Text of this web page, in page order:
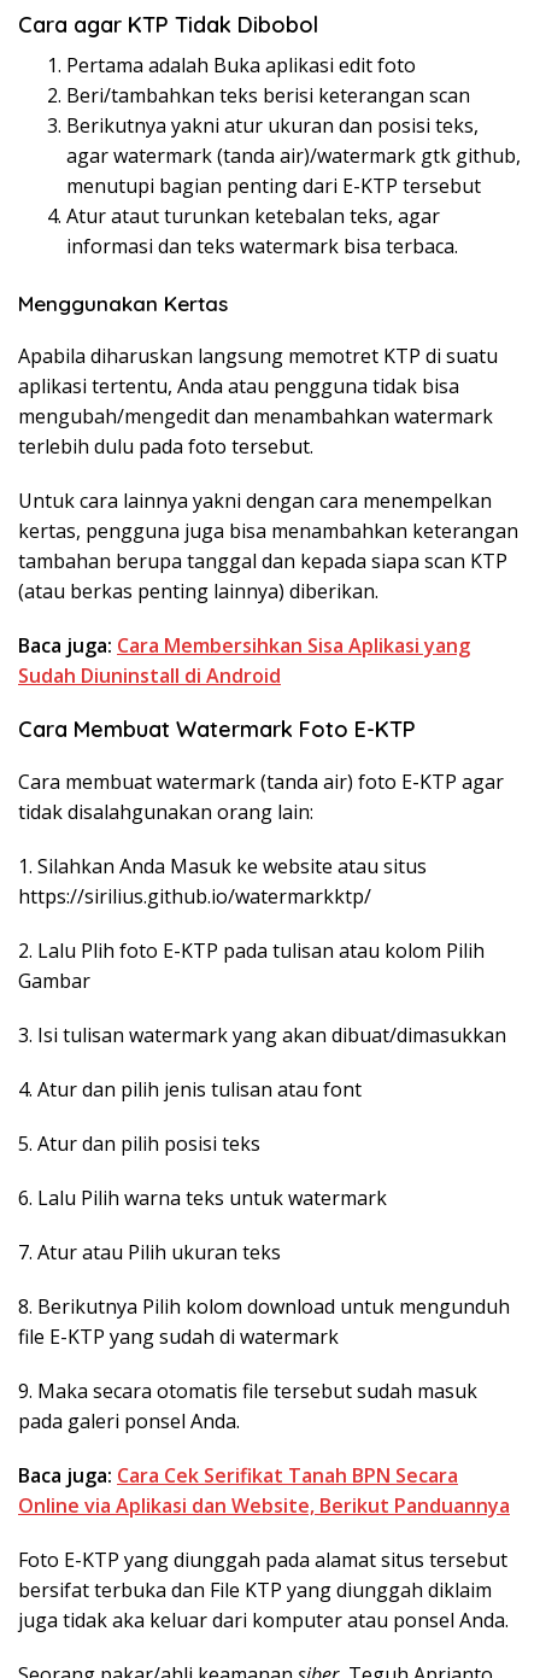
Cara agar KTP Tidak Dibobol
Pertama adalah Buka aplikasi edit foto
Beri/tambahkan teks berisi keterangan scan
Berikutnya yakni atur ukuran dan posisi teks,
agar watermark (tanda air)/watermark gtk github,
menutupi bagian penting dari E-KTP tersebut
Atur ataut turunkan ketebalan teks, agar
informasi dan teks watermark bisa terbaca.
Menggunakan Kertas
Apabila diharuskan langsung memotret KTP di suatu
aplikasi tertentu, Anda atau pengguna tidak bisa
mengubah/mengedit dan menambahkan watermark
terlebih dulu pada foto tersebut.
Untuk cara lainnya yakni dengan cara menempelkan
kertas, pengguna juga bisa menambahkan keterangan
tambahan berupa tanggal dan kepada siapa scan KTP
(atau berkas penting lainnya) diberikan.
Baca juga: Cara Membersihkan Sisa Aplikasi yang
Sudah Diuninstall di Android
Cara Membuat Watermark Foto E-KTP
Cara membuat watermark (tanda air) foto E-KTP agar
tidak disalahgunakan orang lain:
1. Silahkan Anda Masuk ke website atau situs
https://sirilius.github.io/watermarkktp/
2. Lalu Plih foto E-KTP pada tulisan atau kolom Pilih
Gambar
3. Isi tulisan watermark yang akan dibuat/dimasukkan
4. Atur dan pilih jenis tulisan atau font
5. Atur dan pilih posisi teks
6. Lalu Pilih warna teks untuk watermark
7. Atur atau Pilih ukuran teks
8. Berikutnya Pilih kolom download untuk mengunduh
file E-KTP yang sudah di watermark
9. Maka secara otomatis file tersebut sudah masuk
pada galeri ponsel Anda.
Baca juga: Cara Cek Serifikat Tanah BPN Secara
Online via Aplikasi dan Website, Berikut Panduannya
Foto E-KTP yang diunggah pada alamat situs tersebut
bersifat terbuka dan File KTP yang diunggah diklaim
juga tidak aka keluar dari komputer atau ponsel Anda.